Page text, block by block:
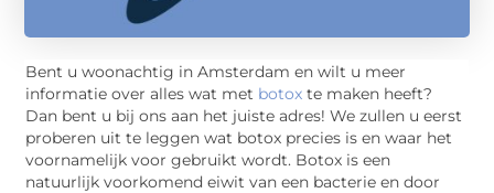
Bent u woonachtig in Amsterdam en wilt u meer
informatie over alles wat met botox te maken heeft?
Dan bent u bij ons aan het juiste adres! We zullen u eerst
proberen uit te leggen wat botox precies is en waar het
voornamelijk voor gebruikt wordt. Botox is een
natuurlijk voorkomend eiwit van een bacterie en door